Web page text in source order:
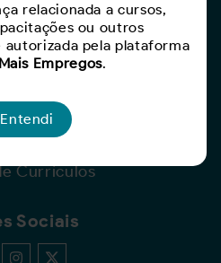
de Currículo
se
Currículos
Sociais
relacionada a cursos,
ou outros
pela plataforma
Empregos.
Entendi